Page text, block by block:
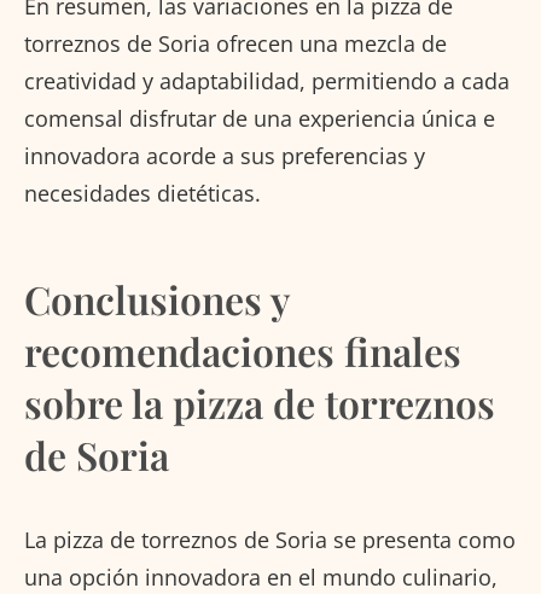
En resumen, las variaciones en la pizza de
torreznos de Soria ofrecen una mezcla de
creatividad y adaptabilidad, permitiendo a cada
comensal disfrutar de una experiencia única e
innovadora acorde a sus preferencias y
necesidades dietéticas.
Conclusiones y
recomendaciones finales
sobre la pizza de torreznos
de Soria
La pizza de torreznos de Soria se presenta como
una opción innovadora en el mundo culinario,